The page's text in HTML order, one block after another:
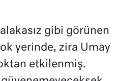
gibi görünen
yerinde, zira Umay
etkilenmiş.